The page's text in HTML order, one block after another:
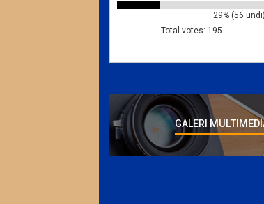
29% (56 undi)
Total votes: 195
GALERI